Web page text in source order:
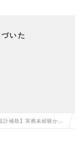
いた
計補助】実務未経験から